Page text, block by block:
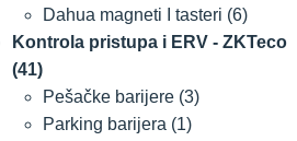
Dahua magneti I tasteri (6)
Kontrola pristupa i ERV - ZKTeco
(41)
Pešačke barijere (3)
Parking barijera (1)